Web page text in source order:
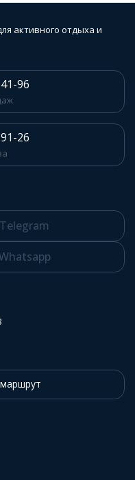
активного отдыха и
96
26